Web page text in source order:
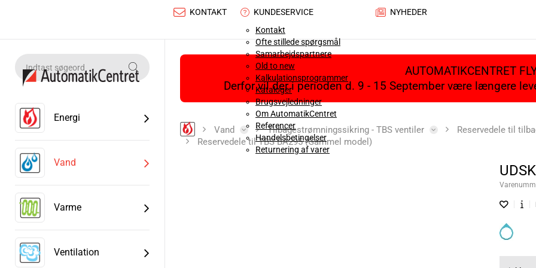
KONTAKT
KUNDESERVICE
Kontakt
Ofte stillede spørgsmål
Samarbejdspartnere
Old to new
Kalkulationsprogrammer
Kataloger
Brugsvejledninger
Om AutomatikCentret
Referencer
Handelsbetingelser
Returnering af varer
NYHEDER
Energi
Vand
Varme
Ventilation
AUTOMATIKCENTRET
Derfor vil der i perioden d. 9 - 15 September være længere
Vand Tilbagestrømningssikring - TBS ventiler
Reservedele til
Reservedele til TBS BA295 (Gammel model)